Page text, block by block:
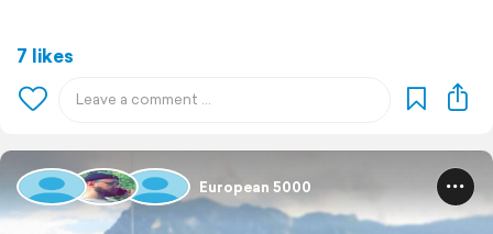
7 likes
European 5000